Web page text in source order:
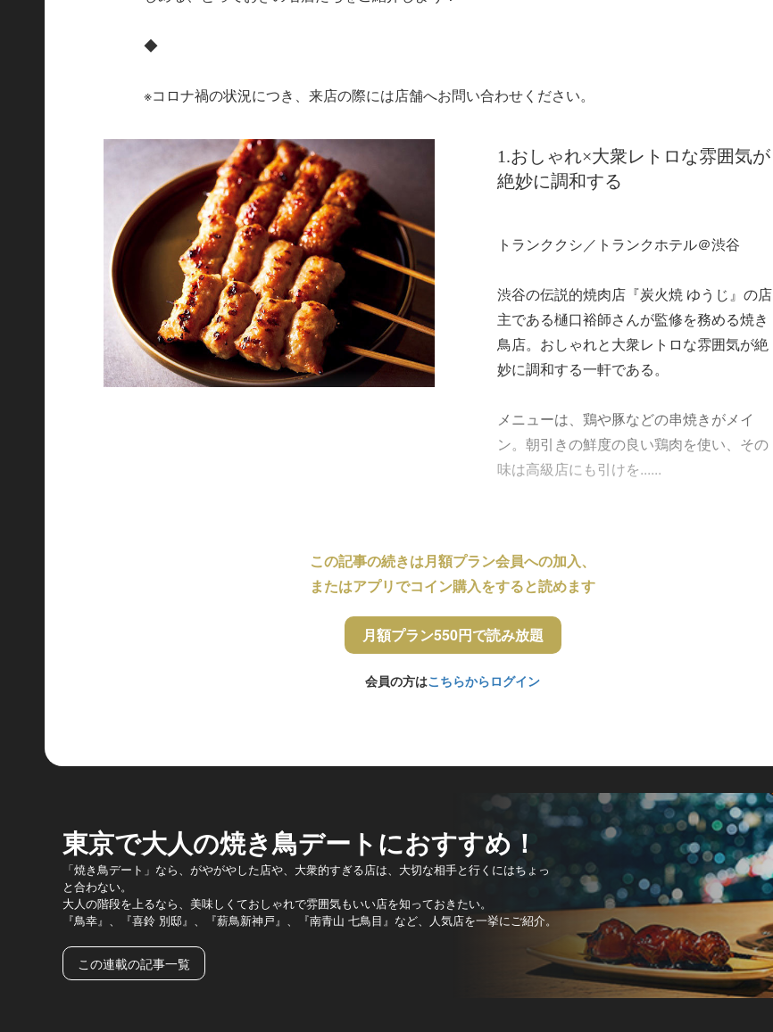
◆
※コロナ禍の状況につき、来店の際には店舗へお問い合わせください。
1.おしゃれ×大衆レトロな雰囲気が
絶妙に調和する
トランククシ／トランクホテル＠渋谷
渋谷の伝説的焼肉店『炭火焼 ゆうじ』の店
主である樋口裕師さんが監修を務める焼き
鳥店。おしゃれと大衆レトロな雰囲気が絶
妙に調和する一軒である。
メニューは、鶏や豚などの串焼きがメイ
ン。朝引きの鮮度の良い鶏肉を使い、その
味は高級店にも引けを......
この記事の続きは月額プラン会員への加入、
またはアプリでコイン購入をすると読めます
月額プラン550円で読み放題
会員の方はこちらからログイン
東京で大人の焼き鳥デートにおすすめ！
「焼き鳥デート」なら、がやがやした店や、大衆的すぎる店は、大切な相手と行くにはちょっ
と合わない。
大人の階段を上るなら、美味しくておしゃれで雰囲気もいい店を知っておきたい。
『鳥幸』、『喜鈴 別邸』、『薪鳥新神戸』、『南青山 七鳥目』など、人気店を一挙にご紹介。
この連載の記事一覧